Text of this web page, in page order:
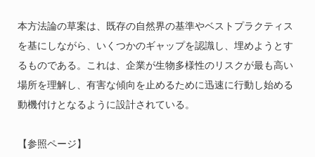
本方法論の草案は、既存の自然界の基準やベストプラクティス
を基にしながら、いくつかのギャップを認識し、埋めようとす
るものである。これは、企業が生物多様性のリスクが最も高い
場所を理解し、有害な傾向を止めるために迅速に行動し始める
動機付けとなるように設計されている。
【参照ページ】